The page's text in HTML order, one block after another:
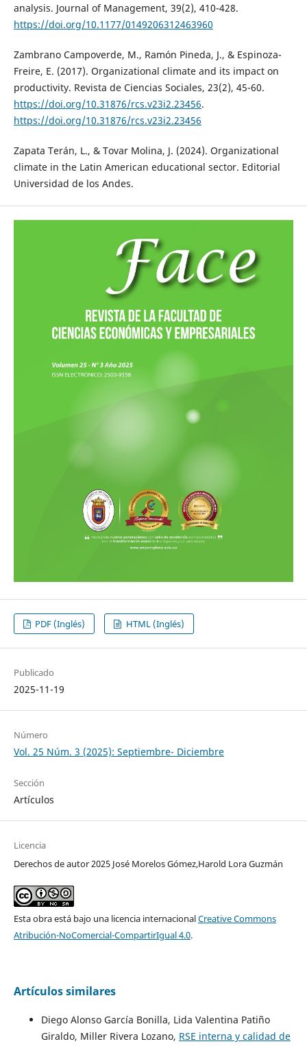
analysis. Journal of Management, 39(2), 410-428.
https://doi.org/10.1177/0149206312463960
Zambrano Campoverde, M., Ramón Pineda, J., & Espinoza-
Freire, E. (2017). Organizational climate and its impact on
productivity. Revista de Ciencias Sociales, 23(2), 45-60.
https://doi.org/10.31876/rcs.v23i2.23456.
https://doi.org/10.31876/rcs.v23i2.23456
Zapata Terán, L., & Tovar Molina, J. (2024). Organizational
climate in the Latin American educational sector. Editorial
Universidad de los Andes.
PDF (Inglés) HTML (Inglés)
Publicado
2025-11-19
Número
Vol. 25 Núm. 3 (2025): Septiembre- Diciembre
Sección
Artículos
Licencia
Derechos de autor 2025 José Morelos Gómez,Harold Lora Guzmán
Esta obra está bajo una licencia internacionalCreative Commons
Atribución-NoComercial-CompartirIgual 4.0.
Artículos similares
Diego Alonso García Bonilla, Lida Valentina Patiño
Giraldo, Miller Rivera Lozano, RSE interna y calidad de